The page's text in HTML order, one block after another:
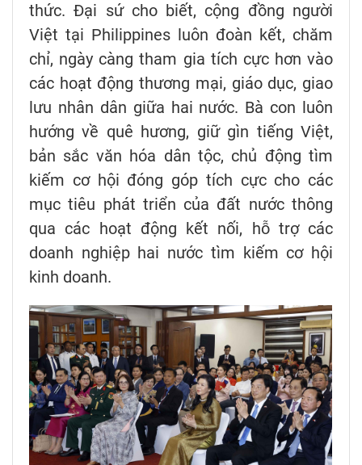
thức. Đại sứ cho biết, cộng đồng người
Việt tại Philippines luôn đoàn kết, chăm
chỉ, ngày càng tham gia tích cực hơn vào
các hoạt động thương mại, giáo dục, giao
lưu nhân dân giữa hai nước. Bà con luôn
hướng về quê hương, giữ gìn tiếng Việt,
bản sắc văn hóa dân tộc, chủ động tìm
kiếm cơ hội đóng góp tích cực cho các
mục tiêu phát triển của đất nước thông
qua các hoạt động kết nối, hỗ trợ các
doanh nghiệp hai nước tìm kiếm cơ hội
kinh doanh.